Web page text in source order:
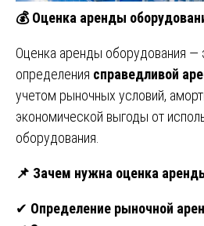
💰Оценка аренды
Оценка аренды оборудования —
определения справедливой
учетом рыночных условий,
экономической выгоды от
оборудования.
📌 Зачем нужна оценка
✔ Определение рыночной